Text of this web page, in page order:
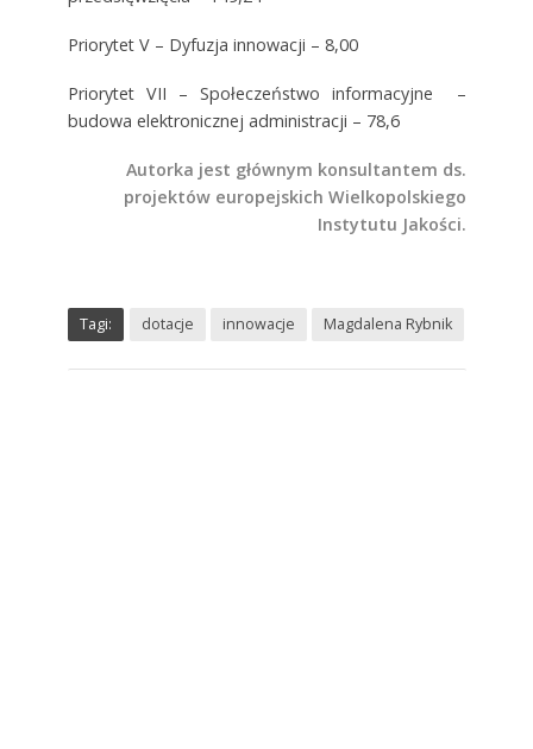
Priorytet V – Dyfuzja innowacji – 8,00
Priorytet VII – Społeczeństwo informacyjne –
budowa elektronicznej administracji – 78,6
Autorka jest głównym konsultantem ds.
projektów europejskich Wielkopolskiego
Instytutu Jakości.
Tagi: dotacje innowacje Magdalena Rybnik